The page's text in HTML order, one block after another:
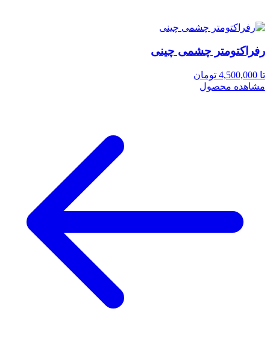
رفراکتومتر چشمی چینی
تا 4,500,000 تومان
مشاهده محصول